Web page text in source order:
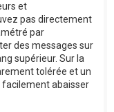
et
pas directement
par
des messages sur
supérieur. Sur la
tolérée et un
abaisser